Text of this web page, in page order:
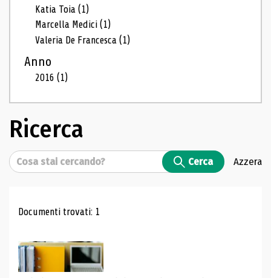
Katia Toia(1)
Marcella Medici(1)
Valeria De Francesca(1)
Anno
2016(1)
Ricerca
Cerca Cerca Azzera
Risultati di ricerca
Documenti trovati: 1